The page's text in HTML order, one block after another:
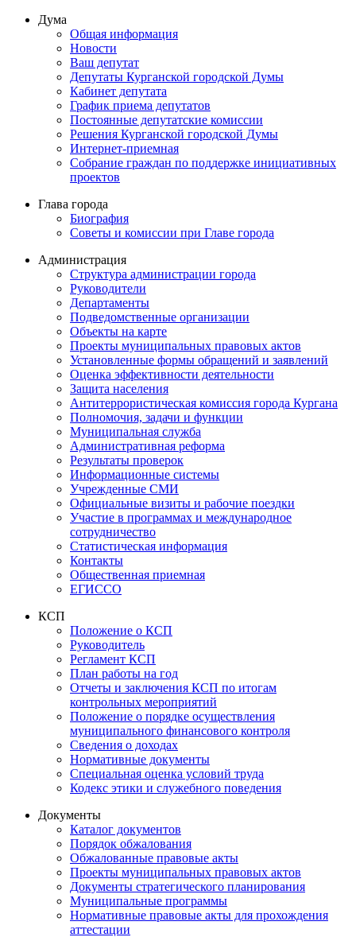
Дума
Общая информация
Новости
Ваш депутат
Депутаты Курганской городской Думы
Кабинет депутата
График приема депутатов
Постоянные депутатские комиссии
Решения Курганской городской Думы
Интернет-приемная
Собрание граждан по поддержке инициативных
проектов
Глава города
Биография
Советы и комиссии при Главе города
Администрация
Структура администрации города
Руководители
Департаменты
Подведомственные организации
Объекты на карте
Проекты муниципальных правовых актов
Установленные формы обращений и заявлений
Оценка эффективности деятельности
Защита населения
Антитеррористическая комиссия города Кургана
Полномочия, задачи и функции
Муниципальная служба
Административная реформа
Результаты проверок
Информационные системы
Учрежденные СМИ
Официальные визиты и рабочие поездки
Участие в программах и международное
сотрудничество
Статистическая информация
Контакты
Общественная приемная
ЕГИССО
КСП
Положение о КСП
Руководитель
Регламент КСП
План работы на год
Отчеты и заключения КСП по итогам
контрольных мероприятий
Положение о порядке осуществления
муниципального финансового контроля
Сведения о доходах
Нормативные документы
Специальная оценка условий труда
Кодекс этики и служебного поведения
Документы
Каталог документов
Порядок обжалования
Обжалованные правовые акты
Проекты муниципальных правовых актов
Документы стратегического планирования
Муниципальные программы
Нормативные правовые акты для прохождения
аттестации